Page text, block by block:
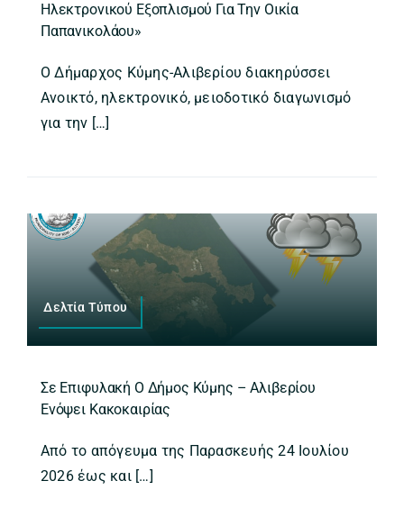
Ηλεκτρονικού Εξοπλισμού Για Την Οικία
Παπανικολάου»
Ο Δήμαρχος Κύμης-Αλιβερίου διακηρύσσει
Ανοικτό, ηλεκτρονικό, μειοδοτικό διαγωνισμό
για την […]
Δελτία Τύπου
Σε Επιφυλακή Ο Δήμος Κύμης – Αλιβερίου
Ενόψει Κακοκαιρίας
Από το απόγευμα της Παρασκευής 24 Ιουλίου
2026 έως και […]